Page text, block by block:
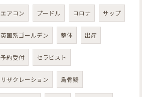
エアコン プードル コロナ サップ
英国系ゴールデン 整体 出産
予約受付 セラピスト
リザクレーション 烏骨鶏